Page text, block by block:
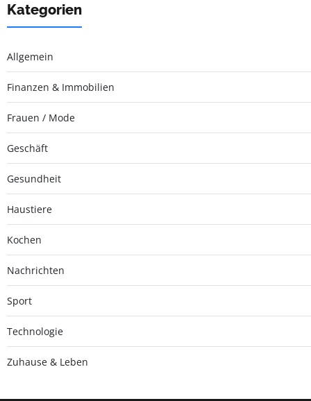
Kategorien
Allgemein
Finanzen & Immobilien
Frauen / Mode
Geschäft
Gesundheit
Haustiere
Kochen
Nachrichten
Sport
Technologie
Zuhause & Leben